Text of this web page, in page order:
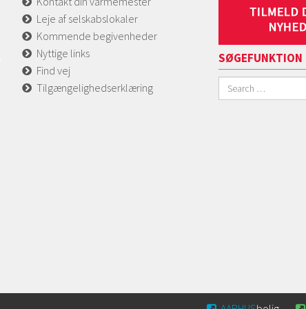
Leje af selskabslokaler
Kommende begivenheder
Nyttige links
Find vej
Tilgængelighedserklæring
SØGEFUNKTION